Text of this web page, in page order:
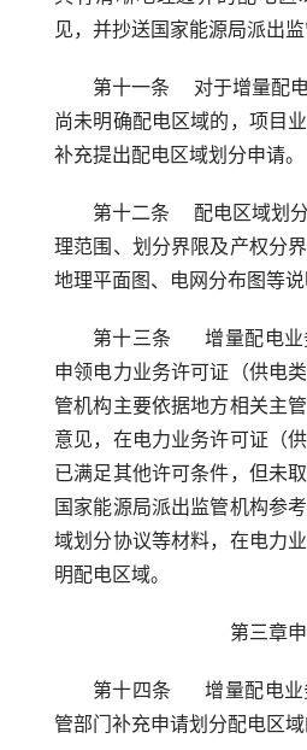
见，并抄送国家能源局派出监
第十一条    对于增量配
尚未明确配电区域的，项目
补充提出配电区域划分申请。
第十二条    配电区域划
理范围、划分界限及产权分
地理平面图、电网分布图等说
第十三条     增量配电
申领电力业务许可证（供电
管机构主要依据地方相关主
意见，在电力业务许可证（
已满足其他许可条件，但未
国家能源局派出监管机构参
域划分协议等材料，在电力
明配电区域。
第三章
第十四条     增量配电
管部门补充申请划分配电区域